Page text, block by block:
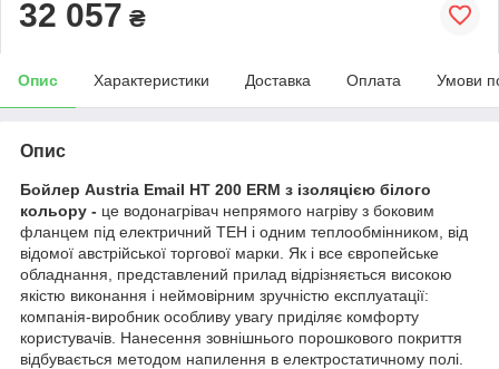
32 057 ₴
Опис Характеристики Доставка Оплата Умови
Опис
Бойлер Austria Email HT 200 ERM з ізоляцією білого
кольору - це водонагрівач непрямого нагріву з боковим
фланцем під електричний ТЕН і одним теплообмінником, від
відомої австрійської торгової марки. Як і все європейське
обладнання, представлений прилад відрізняється високою
якістю виконання і неймовірним зручністю експлуатації:
компанія-виробник особливу увагу приділяє комфорту
користувачів. Нанесення зовнішнього порошкового покриття
відбувається методом напилення в електростатичному полі.